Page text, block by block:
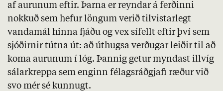
af aurunum eftir. Þarna er reyndar á ferðinni
nokkuð sem hefur löngum verið tilvistarlegt
vandamál hinna fjáðu og vex sífellt eftir því sem
sjóðirnir tútna út: að úthugsa verðugar leiðir til að
koma aurunum í lóg. Þannig getur myndast illvíg
sálarkreppa sem enginn félagsráðgjafi ræður við
svo mér sé kunnugt.